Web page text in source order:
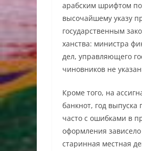
арабским шрифтом
высочайшему указу
государственным
ханства: министра
дел, управляющего
чиновников не
Кроме того, на
банкнот, год
часто с ошибками в
оформления
старинная местная